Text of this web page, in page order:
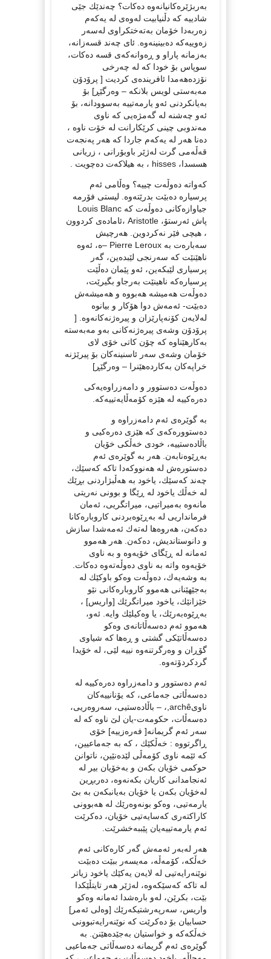
بەربژێرەکانیانەوە دەکات؟ چەندێك جێی
شادییە کە دڵنیابیت لەوەی لە یەکەم
زەربەدا خۆمان بەتەختکراوی لەسەر
زەوییەکە دەبینینەوە. ئای چەند قسەزانە،
بەزمانە پاراو و ڕەوانەکەی قسە دەکات،
سوپاس بۆ خودا کە لە چەرخی
نۆزدەهەمدا ئافریندەی کردیت [ پرۆدۆن
مەبەستی لویس بلانکە – وەرگێڕ] بۆ
بەیانکردنی ئەو یارمەتییە بەسوودانە، بۆ
ئەو چەشنە لە گەمژەیی کە ناوی
مەندوبی چینی کرێکارانت لە خۆت ناوە ،
دەنا هەر لە یەکەم جاردا کە هەر پەنجەت
قەڵەمی گرت لەژێر باوبۆرانی ، زریانی
هسسدا، hisses ، بە هیلاکەت دەچویت .
کەواتە دەوڵەت چییە؟ وەڵامی ئەم
پرسیارە دەبێت بدرێتەوە. لیستی فۆرمە
جیاوازەکانی دەوڵەت کە Louis Blanc
پاش ئەرستۆ، Aristotle ،ئامادەی کردوون
، هیچی فێر نەکردوین. هەرچیش
سەبارەت بە Pierre Leroux –ە، ئەوە
ناهێنێت کە سەرنجی لێبدەین، گەر
پرسیاری لێبکەین، ئەو پێمان دەڵێت
پرسیارەکە ناهینێت بەرجاو بگیرێت،
دەوڵەت هەمیشە هەبووە و هەمیشەش
دەبێت- ئەمەش دوا هۆکار و بیانوە
لەلایەن کۆنەپارێزان و پیرەژنەکانەوە. [
پرۆدۆن وشەی پیرەژنەکانی بەو مەبەستە
بەکارهێناوە کە چۆن کاتی خۆی لای
خۆمان وشەی سەر ئاسنینەکان بۆ پیرێژنە
خراپەکان بەکاردەهێنرا – وەرگێڕ]
دەوڵەت دەستوور و دامەزراوەیەکی
دەرەکییە لە هێزە کۆمەڵایەتییەکە.
بە گوێرەی ئەم دامەزراوە و
دەستوورەکەی کە هێزی دەرەکیی و
باڵادەستییە، خودی خەڵکی خۆیان
بەڕێوەنابەن. هەر بە گوێرەی ئەم
دەستورەش لە هەنووکەدا تاکە کەسێك،
چەند کەسێك، یاخود بە هەڵبژاردنی بڕێك
لە خەڵك یاخود لە ڕێگا و بوونی نەریتی
مانەوە بەمیراتیی، میراتگریی، ئەمان
فرمانداریی لە بەڕێوەبردنی کاروبارەکانا
دەکەن، هەروەها لەتەك ئەمەشدا سازش
و دانوستاندیش، دەکەن. هەر هەموو
ئەمانە لە ڕێگای خۆیەوە و بە ناوی
خۆیەوە واتە بە ناوی دەوڵەتەوە دەکات.
بە وشەیەك، دەوڵەت وەکو باوكێك لە
بەجێهێنانی هەموو کاروبارەکانی نێو
خێزانێك، یاخود میراتگرێك [واریس] ،
بەڕێوەبەرێك، یا وەکیلێك وایە. ئەو،
هەموو ئەم دەسەڵاتانەی وەکو
دەسەڵاتێکی گشتی و ڕەها کە شیاوی
گۆڕان و وەرگرتنەوە نییە لێی، لە خۆیدا
گردکردۆتەوە.
ئەم دەستوور و دامەزراوە دەرەکییە لە
دەسەڵاتی جەماعی، کە یۆنانییەکان
ناویarchê,، – باڵادەستیی، سەروەریی،
دەسەڵات، حکومەت-یان لێ ناوە کە لە
سەر ئەم گریمانە[ فەرەزییە] خۆی
ڕاگرتووە : خەڵکێك ، کە بە جەماعیین،
کە ئێمە ناوی کۆمەڵی لێدەنێین، ناتوانن
حوکمی خۆیان بکەن و بەخۆیان بیر لە
ئەنجامدانی کاریان بکەنەوە، دەربڕین
لەخۆیان بکەن یا خۆیان بەیانبکەن بە بێ
یارمەتیی، وەکو بونەوەرێك لە هەبوونی
کاراکتەری کەسایەتیی خۆیان، دەکرێت
ئەم یارمەتییەیان پێببەخشرێت.
هەر لەبەر ئەمەش گەر کارەکانی ئەم
خەڵکە، کۆمەڵە، مەیسەر ببێت دەبێت
نوێنەرایەتیی لە لایەن یەکێك یاخود زیاتر
لە تاکە کەسێکەوە، لەژێر هەر تایتڵێكدا
بێت، بکرێن، لەو بارەشدا ئەمانە وەکو
واریس، سەرپەرشتیکەرێك [وەلی ئەمر]
حسابیان بۆ دەکرێت کە نوێنەرایەتبوونی
خەڵکەکە و خواستیان بەجێدەهێنن. بە
گوێرەی ئەم گریمانە دەسەڵاتی جەماعیی